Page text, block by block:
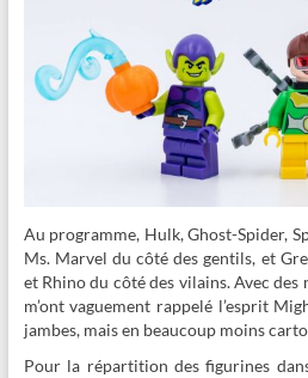
Au programme, Hulk, Ghost-Spider,
Ms. Marvel du côté des gentils, et
et Rhino du côté des vilains. Avec des
m’ont vaguement rappelé l’esprit
jambes, mais en beaucoup moins
Pour la répartition des figurines